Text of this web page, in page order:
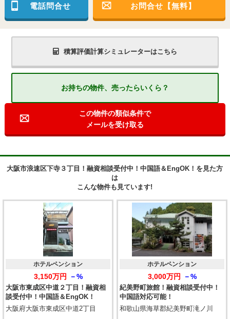
電話問合せ お問合せ【無料】
積算評価計算シミュレーターはこちら
お持ちの物件、売ったらいくら？
この物件の類似条件で
メールを受け取る
大阪市浪速区下寺３丁目！融資相談受付中！中国語＆EngOK！を見た方
は
こんな物件も見ています!
大阪市東成区中道２丁目！融資相
談受付中！中国語＆EngOK！
ホテルペンション
3,150万円 －%
大阪府大阪市東成区中道2丁目
紀美野町旅館！融資相談受付中！
中国語対応可能！
ホテルペンション
3,000万円 －%
和歌山県海草郡紀美野町滝ノ川